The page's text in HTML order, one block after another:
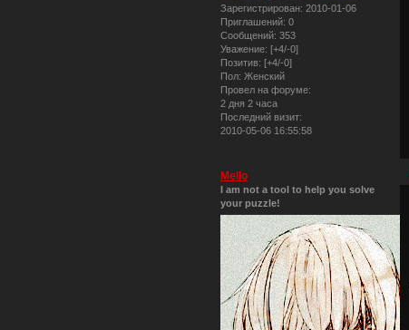
Зарегистрирован: 2010-01-06
Приглашений: 0
Сообщений: 353
Уважение: [+4/-0]
Позитив: [+4/-0]
Пол: Женский
Провел на форуме:
2 дня 2 часа
Последний визит:
2010-05-06 16:55:58
Mello
I am not a tool to help you solve
your puzzle!